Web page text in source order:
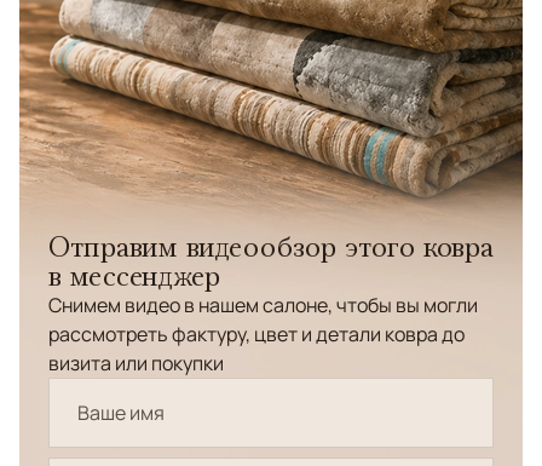
Отправим видеообзор этого ковра
в мессенджер
Снимем видео в нашем салоне, чтобы вы могли
рассмотреть фактуру, цвет и детали ковра до
визита или покупки